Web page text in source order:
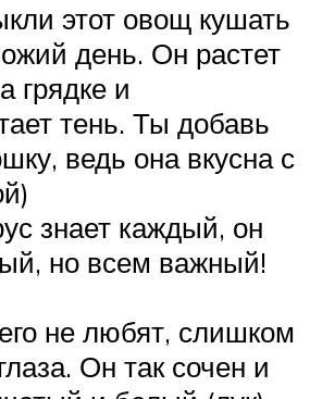
этот овощ кушать
день. Он растет
грядке и
тень. Ты добавь
ведь она вкусна с
знает каждый, он
но всем важный!
не любят, слишком
Он так сочен и